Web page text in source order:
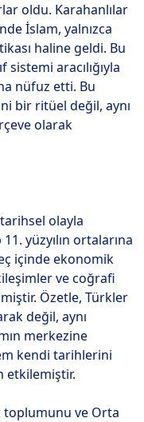
oldu. Karahanlılar
İslam, yalnızca
haline geldi. Bu
aracılığıyla
nüfuz etti. Bu
bir ritüel değil, aynı
olarak
olayla
yüzyılın ortalarına
içinde ekonomik
ve coğrafi
Özetle, Türkler
değil, aynı
merkezine
kendi tarihlerini
etkilemiştir.
toplumunu ve Orta